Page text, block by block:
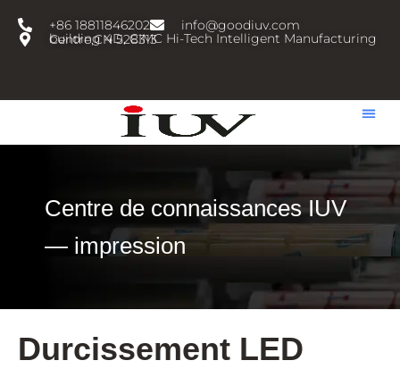
+86 18811846202
info@goodiuv.com
building 4D, CIMC Hi-Tech Intelligent Manufacturing Centre,CN 528313
Centre de connaissances IUV
— impression
Durcissement LED